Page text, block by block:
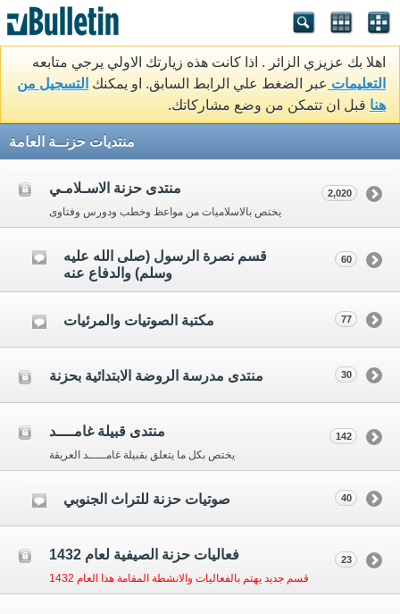
اهلا بك عزيزي الزائر . اذا كانت هذه زيارتك الاولي يرجي متابعه
التعليمات عبر الضغط علي الرابط السابق. او يمكنك التسجيل من
هنا قبل ان تتمكن من وضع مشاركاتك.
منتديات حزنــة العامة
منتدى حزنة الاسـلامـي
يختص بالاسلاميات من مواعظ وخطب ودورس وفتاوى
2,020
قسم نصرة الرسول (صلى الله عليه
وسلم) والدفاع عنه
60
مكتبة الصوتيات والمرئيات 77
منتدى مدرسة الروضة الابتدائية بحزنة 30
منتدى قبيلة غامــــد
يختص بكل ما يتعلق بقبيلة غامـــــد العريقة
142
صوتيات حزنة للتراث الجنوبي 40
فعاليات حزنة الصيفية لعام 1432
قسم جديد يهتم بالفعاليات والانشطة المقامة هذا العام 1432
23